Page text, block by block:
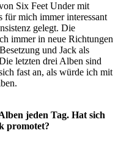
Six Feet Under mit
für mich immer interessant
gelegt. Die
immer in neue Richtungen
und Jack als
letzten drei Alben sind
fast an, als würde ich mit
jeden Tag. Hat sich
promotet?